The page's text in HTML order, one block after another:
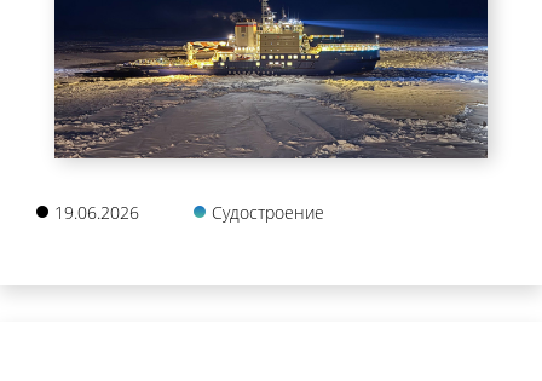
19.06.2026 Судостроение